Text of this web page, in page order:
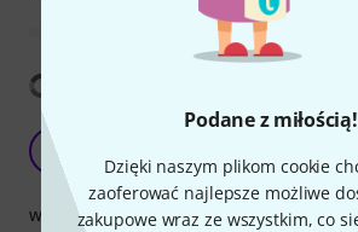
Podane z miłością!
Dzięki naszym plikom cookie
zaoferować najlepsze możliwe
zakupowe wraz ze wszystkim, co
M The best speaker in the
MarioTbs92
właściwości